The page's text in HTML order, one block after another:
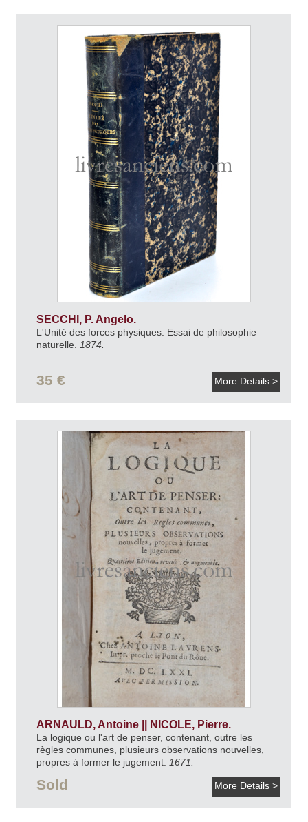
SECCHI, P. Angelo.
L'Unité des forces physiques. Essai de philosophie
naturelle. 1874.
35 € More Details >
ARNAULD, Antoine || NICOLE, Pierre.
La logique ou l'art de penser, contenant, outre les
règles communes, plusieurs observations nouvelles,
propres à former le jugement.
1671.
Sold More Details >